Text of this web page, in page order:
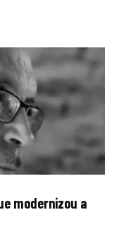
modernizou a